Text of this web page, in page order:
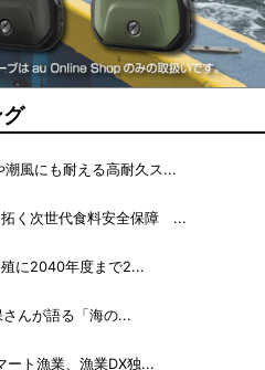
風にも耐える高耐久ス...
拓く次世代食料安全保障 ...
に2040年度まで2...
さんが語る「海の...
ート漁業、漁業DX独...